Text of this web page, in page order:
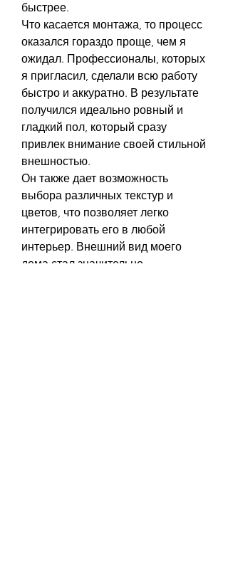
быстрее.
Что касается монтажа, то процесс
оказался гораздо проще, чем я
ожидал. Профессионалы, которых
я пригласил, сделали всю работу
быстро и аккуратно. В результате
получился идеально ровный и
гладкий пол, который сразу
привлек внимание своей стильной
внешностью.
Он также дает возможность
выбора различных текстур и
цветов, что позволяет легко
интегрировать его в любой
интерьер. Внешний вид моего
дома стал значительно